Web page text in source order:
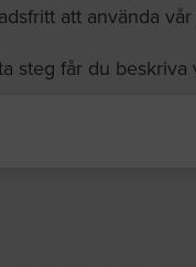
att använda
steg får du